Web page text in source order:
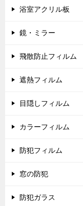
浴室アクリル板
鏡・ミラー
飛散防止フィルム
遮熱フィルム
目隠しフィルム
カラーフィルム
防犯フィルム
窓の防犯
防犯ガラス